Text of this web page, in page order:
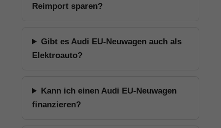
Reimport sparen?
Gibt es Audi EU-Neuwagen auch als
Elektroauto?
Kann ich einen Audi EU-Neuwagen
finanzieren?